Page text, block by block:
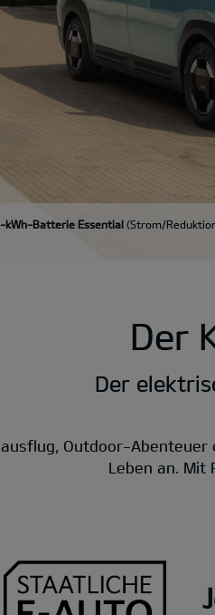
kWh-Batterie Essential (Strom/
Der
Der
Outdoor-
Leben an. Mit